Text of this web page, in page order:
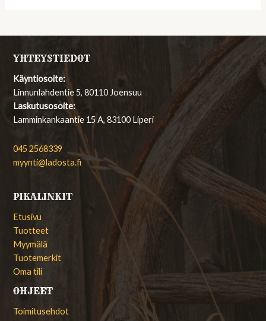
YHTEYSTIEDOT
Käyntiosoite:
Linnunlahdentie 5, 80110 Joensuu
Laskutusosoite:
Lamminkankaantie 15 A, 83100 Liperi
045 2568339
myynti@ladosta.fi
PIKALINKIT
Etusivu
Tuotteet
Myymälä
Tuotemerkit
Oma tili
OHJEET
Toimitusehdot